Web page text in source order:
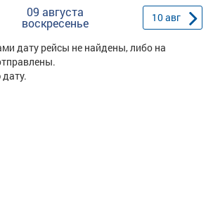
09 августа
воскресенье 10авг
дату рейсы не найдены, либо на